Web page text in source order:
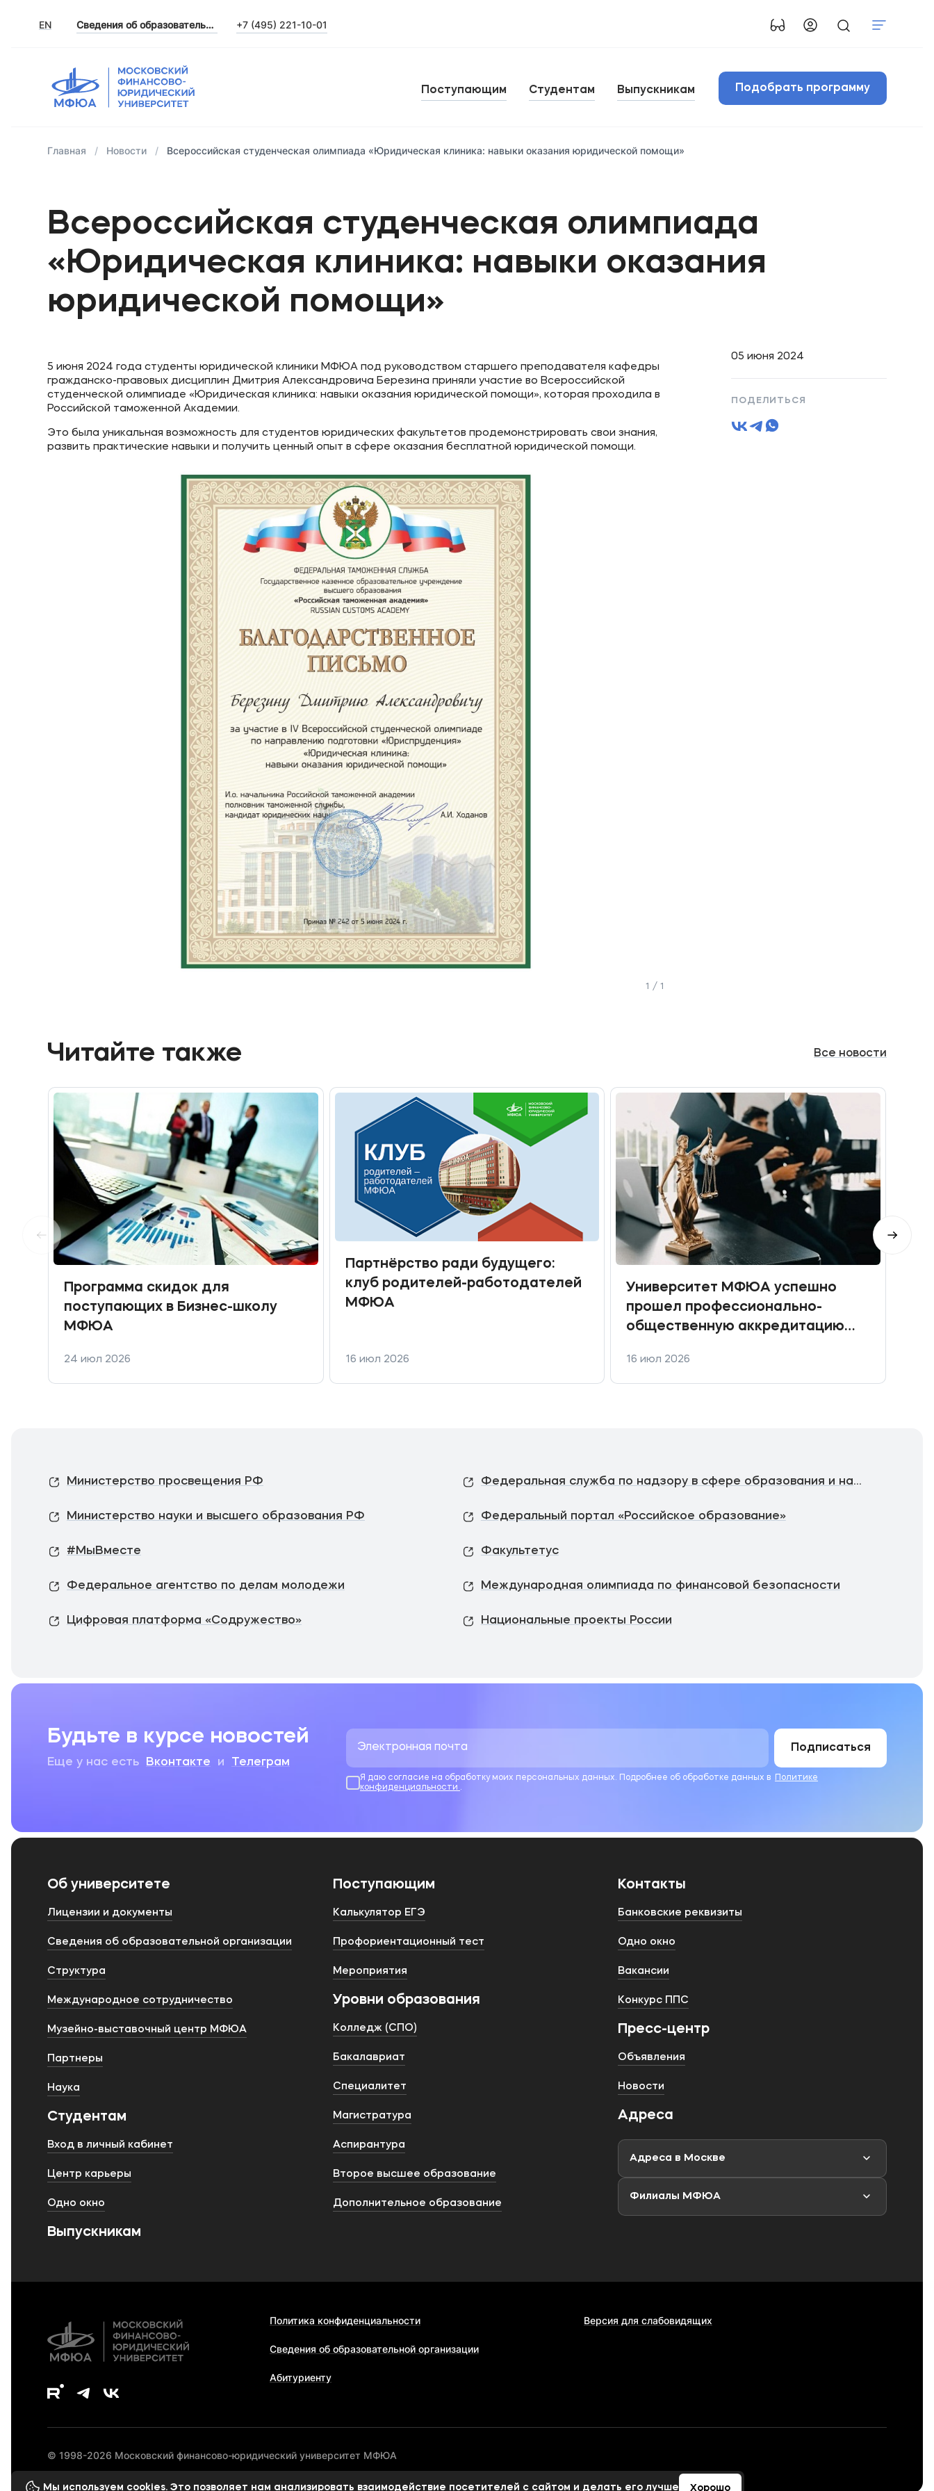
EN Сведения об образовательной организации +7 (495) 221-10-01
Поступающим Студентам Выпускникам Подобрать программу
Главная Новости Всероссийская студенческая олимпиада «Юридическая клиника: навыки оказания юридической помощи»
Всероссийская студенческая олимпиада
«Юридическая клиника: навыки оказания
юридической помощи»
05 июня 2024
ПОДЕЛИТЬСЯ
5 июня 2024 года студенты юридической клиники МФЮА под руководством старшего преподавателя кафедры
гражданско-правовых дисциплин Дмитрия Александровича Березина приняли участие во Всероссийской
студенческой олимпиаде «Юридическая клиника: навыки оказания юридической помощи», которая проходила в
Российской таможенной Академии.
Это была уникальная возможность для студентов юридических факультетов продемонстрировать свои знания,
развить практические навыки и получить ценный опыт в сфере оказания бесплатной юридической помощи.
1 / 1
Читайте также Все новости
Программа скидок для
поступающих в Бизнес-школу
МФЮА
24 июл 2026
Партнёрство ради будущего:
клуб родителей-работодателей
МФЮА
16 июл 2026
Университет МФЮА успешно
прошел профессионально-
общественную аккредитацию
направлений подготовки
16 июл 2026
Министерство просвещения РФ Федеральная служба по надзору в сфере образования и науки
Министерство науки и высшего образования РФ Федеральный портал «Российское образование»
#МыВместе Факультетус
Федеральное агентство по делам молодежи Международная олимпиада по финансовой безопасности
Цифровая платформа «Содружество» Национальные проекты России
Будьте в курсе новостей
Еще у нас есть Вконтакте и Телеграм
Подписаться
Я даю согласие на обработку моих персональных данных. Подробнее об обработке данных в
Политике
конфиденциальности .
Об университете
Лицензии и документы
Сведения об образовательной организации
Структура
Международное сотрудничество
Музейно-выставочный центр МФЮА
Партнеры
Наука
Студентам
Вход в личный кабинет
Центр карьеры
Одно окно
Выпускникам
Поступающим
Калькулятор ЕГЭ
Профориентационный тест
Мероприятия
Уровни образования
Колледж (СПО)
Бакалавриат
Специалитет
Магистратура
Аспирантура
Второе высшее образование
Дополнительное образование
Контакты
Банковские реквизиты
Одно окно
Вакансии
Конкурс ППС
Пресс-центр
Объявления
Новости
Адреса
Адреса в Москве
Филиалы МФЮА
Политика конфиденциальности Версия для слабовидящих
Сведения об образовательной организации
Абитуриенту
© 1998-2026 Московский финансово-юридический университет МФЮА
Мы используем cookies. Это позволяет нам анализировать взаимодействие посетителей с сайтом и делать его лучше Хорошо